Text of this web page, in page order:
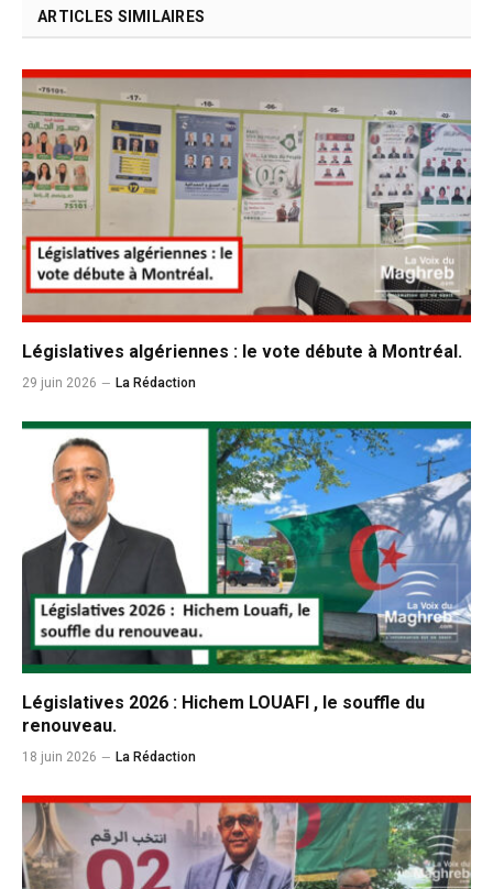
ARTICLES SIMILAIRES
Législatives algériennes : le vote débute à Montréal.
29 juin 2026 La Rédaction
Législatives 2026 : Hichem LOUAFI , le souffle du
renouveau.
18 juin 2026 La Rédaction